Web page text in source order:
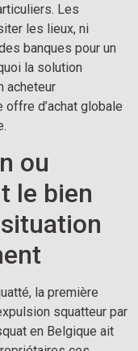
Les
les lieux, ni
banques pour un
la solution
acheteur
d’achat globale
ou
le bien
la première
squatteur par
en Belgique ait